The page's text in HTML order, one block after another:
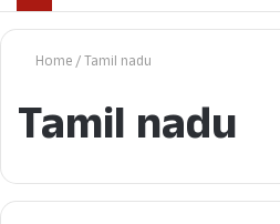
Home/Tamil nadu
Tamil nadu